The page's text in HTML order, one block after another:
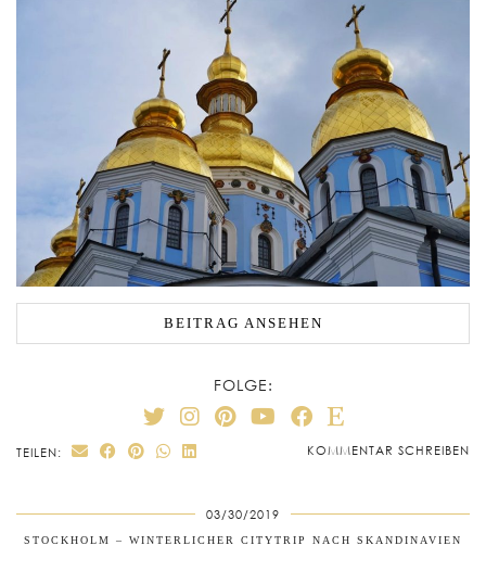
BEITRAG ANSEHEN
FOLGE:
TEILEN: KOMMENTAR SCHREIBEN
03/30/2019
STOCKHOLM – WINTERLICHER CITYTRIP NACH SKANDINAVIEN